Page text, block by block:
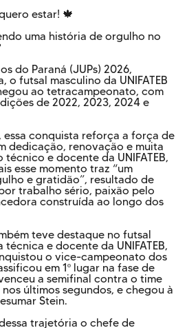
estar! 🍁
uma história de orgulho no
do Paraná (JUPs) 2026,
o futsal masculino da UNIFATEB
ao tetracampeonato, com
de 2022, 2023, 2024 e
essa conquista reforça a força de
dedicação, renovação e muita
e docente da UNIFATEB,
esse momento traz “um
e gratidão”, resultado de
trabalho sério, paixão pelo
construída ao longo dos
teve destaque no futsal
e docente da UNIFATEB,
o vice-campeonato dos
em 1º lugar na fase de
a semifinal contra o time
últimos segundos, e chegou à
Stein.
trajetória o chefe de